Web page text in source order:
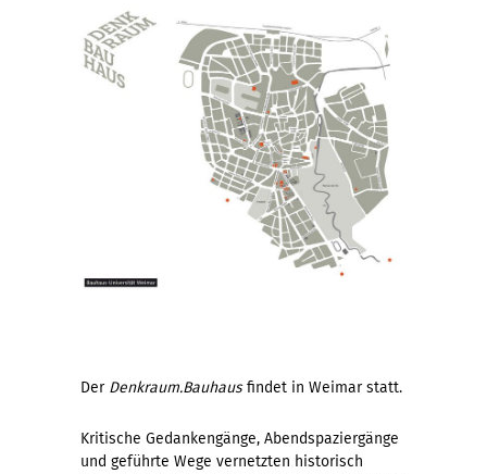
Der Denkraum.Bauhausfindet in Weimar statt.
Kritische Gedankengänge, Abendspaziergänge
und geführte Wege vernetzten historisch